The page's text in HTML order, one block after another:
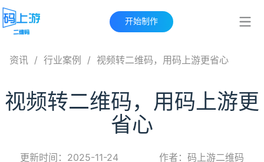
开始制作
资讯 / 行业案例 / 视频转二维码，用码上游更省心
视频转二维码，用码上游更
省心
更新时间：2025-11-24 作者：码上游二维码